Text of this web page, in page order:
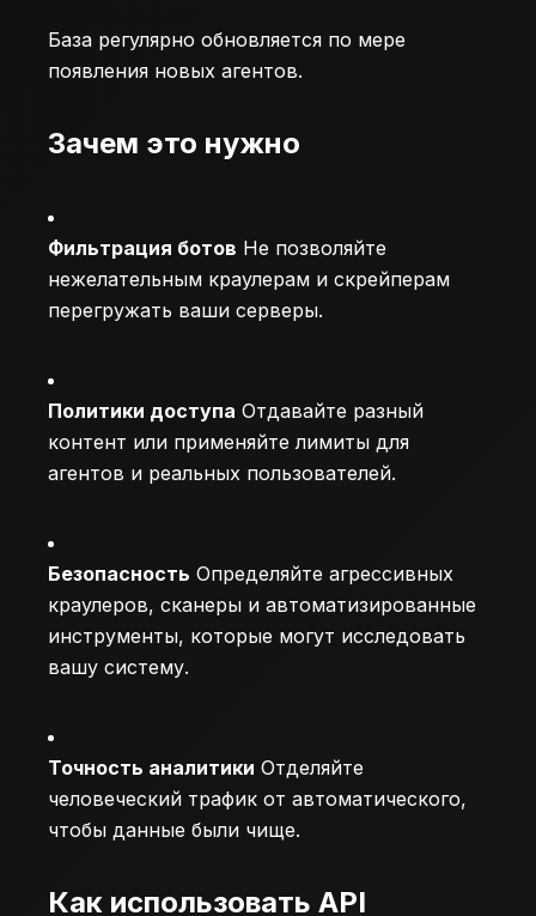
База регулярно обновляется по мере
появления новых агентов.
Зачем это нужно
Фильтрация ботов Не позволяйте
нежелательным краулерам и скрейперам
перегружать ваши серверы.
Политики доступа Отдавайте разный
контент или применяйте лимиты для
агентов и реальных пользователей.
Безопасность Определяйте агрессивных
краулеров, сканеры и автоматизированные
инструменты, которые могут исследовать
вашу систему.
Точность аналитики Отделяйте
человеческий трафик от автоматического,
чтобы данные были чище.
Как использовать API